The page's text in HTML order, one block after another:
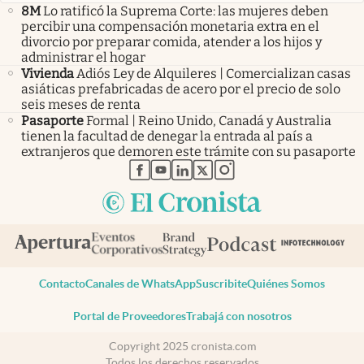
8MLo ratificó la Suprema Corte: las mujeres deben
percibir una compensación monetaria extra en el
divorcio por preparar comida, atender a los hijos y
administrar el hogar
ViviendaAdiós Ley de Alquileres | Comercializan casas
asiáticas prefabricadas de acero por el precio de solo
seis meses de renta
PasaporteFormal | Reino Unido, Canadá y Australia
tienen la facultad de denegar la entrada al país a
extranjeros que demoren este trámite con su pasaporte
abre en nueva pestaña
abre en nueva pestaña
abre en nueva pestaña
abre en nueva pestaña
abre en nueva pestaña
ContactoCanales de WhatsAppSuscribiteQuiénes Somos
Portal de ProveedoresTrabajá con nosotros
Copyright 2025 cronista.com